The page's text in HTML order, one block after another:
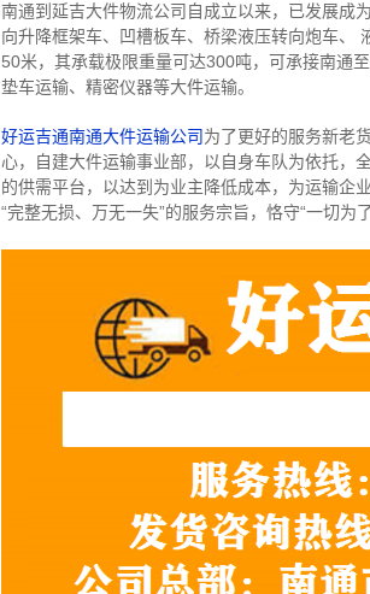
南通到延吉大件物流公司自成立以来，已发展成
向升降框架车、凹槽板车、桥梁液压转向炮车、
50米，其承载极限重量可达300吨，可承接南通
垫车运输、精密仪器等大件运输。
好运吉通南通大件运输公司为了更好的服务新老
心，自建大件运输事业部，以自身车队为依托，
的供需平台，以达到为业主降低成本，为运输企
“完整无损、万无一失”的服务宗旨，恪守“一切为